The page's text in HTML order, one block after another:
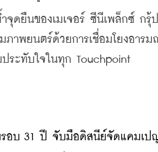
ยืนของเมเจอร์ ซีนีเพล็กซ์ กรุ้
าพยนตร์ด้วยการเชื่อมโยงอาร
ระทับใจในทุก Touchpoint
รอบ 31 ปี จับมือดิสนีย์จัดแคมเป